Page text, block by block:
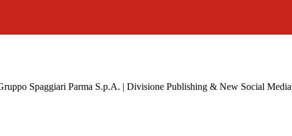
Spaggiari Parma S.p.A. | Divisione Publishing & New Social Media